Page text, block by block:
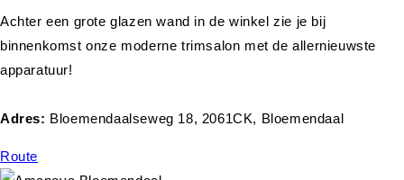
Achter een grote glazen wand in de winkel zie je bij
binnenkomst onze moderne trimsalon met de allernieuwste
apparatuur!
Adres: Bloemendaalseweg 18, 2061CK, Bloemendaal
Route